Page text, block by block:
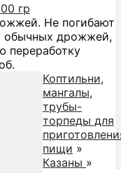
гр
Не погибают
обычных дрожжей,
переработку
Коптильни,
мангалы,
трубы-
торпеды для
пищи »
Казаны »